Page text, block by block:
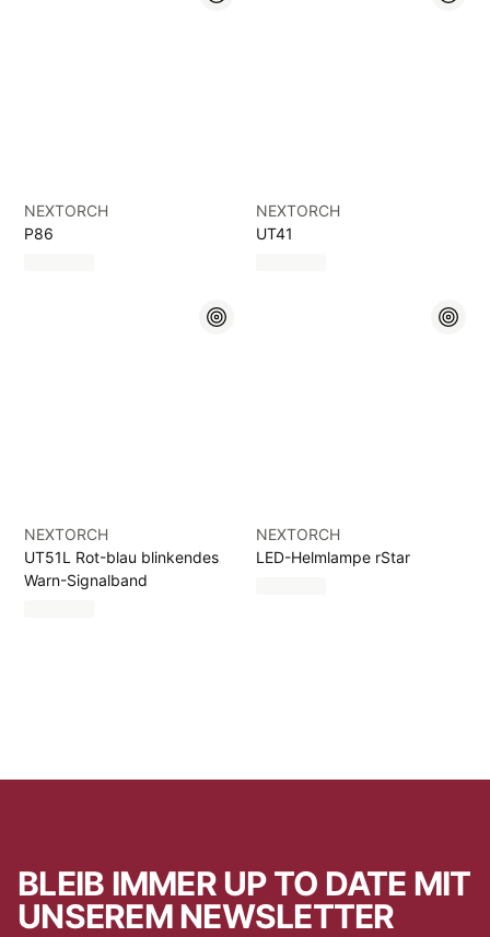
NEXTORCH
P86
NEXTORCH
UT41
NEXTORCH
UT51L Rot-blau blinkendes
Warn-Signalband
NEXTORCH
LED-Helmlampe rStar
BLEIB IMMER UP TO DATE MIT
UNSEREM NEWSLETTER